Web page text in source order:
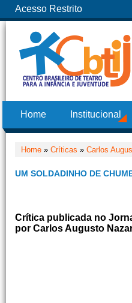
Acesso Restrito
Home Institucional
Home » Críticas » Carlos
UM SOLDADINHO DE
Crítica publicada no
por Carlos Augusto